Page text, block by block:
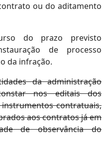
ou do aditamento
do prazo previsto
de processo
da infração.
da administração
nos editais dos
contratuais,
aos contratos já em
de observância do